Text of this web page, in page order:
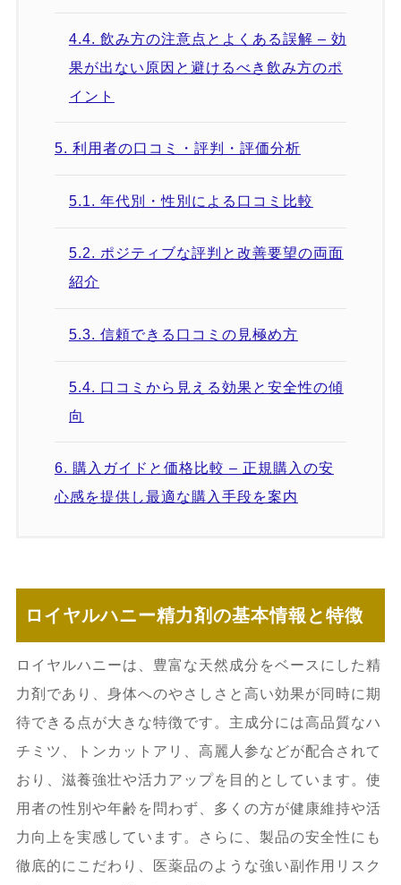
4.4. 飲み方の注意点とよくある誤解 – 効
果が出ない原因と避けるべき飲み方のポ
イント
5. 利用者の口コミ・評判・評価分析
5.1. 年代別・性別による口コミ比較
5.2. ポジティブな評判と改善要望の両面
紹介
5.3. 信頼できる口コミの見極め方
5.4. 口コミから見える効果と安全性の傾
向
6. 購入ガイドと価格比較 – 正規購入の安
心感を提供し最適な購入手段を案内
口案内 – 返品・交換・配送遅延への対処
法
効果を高める生活習慣と専門家の知見
7.2.運動・睡眠・ストレス管理の重要性
ロイヤルハニー精力剤の基本情報と特徴
ロイヤルハニーは、豊富な天然成分をベースにした精
力剤であり、身体へのやさしさと高い効果が同時に期
待できる点が大きな特徴です。主成分には高品質なハ
チミツ、トンカットアリ、高麗人参などが配合されて
おり、滋養強壮や活力アップを目的としています。使
用者の性別や年齢を問わず、多くの方が健康維持や活
力向上を実感しています。さらに、製品の安全性にも
徹底的にこだわり、医薬品のような強い副作用リスク